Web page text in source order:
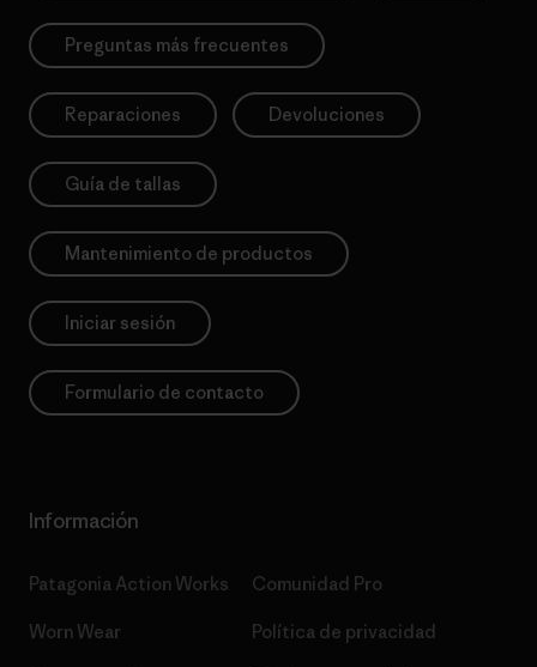
Preguntas más frecuentes
Reparaciones Devoluciones
Guía de tallas
Mantenimiento de productos
Iniciar sesión
Formulario de contacto
Información
Patagonia Action Works
Worn Wear
Comunidad Pro
Política de privacidad